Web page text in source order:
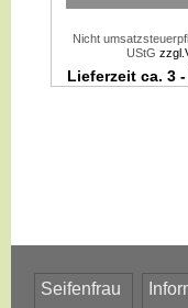
Nicht
UStG
Lieferzeit ca. 3
Seifenfrau